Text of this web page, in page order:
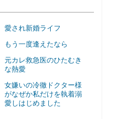
愛され新婚ライフ
もう一度逢えたなら
元カレ救急医のひたむき
な熱愛
女嫌いの冷徹ドクター様
がなぜか私だけを執着溺
愛しはじめました